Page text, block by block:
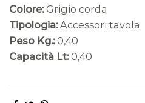
Colore: Grigio corda
Tipologia: Accessori tavola
Peso Kg.: 0,40
Capacità Lt: 0,40